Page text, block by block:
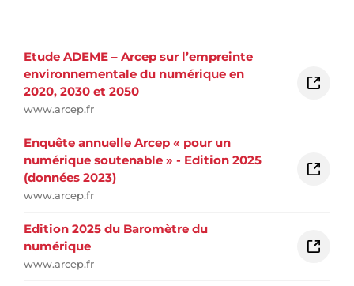
Etude ADEME – Arcep sur l’empreinte
environnementale du numérique en
2020, 2030 et 2050
www.arcep.fr
Enquête annuelle Arcep « pour un
numérique soutenable » - Edition 2025
(données 2023)
www.arcep.fr
Edition 2025 du Baromètre du
numérique
www.arcep.fr